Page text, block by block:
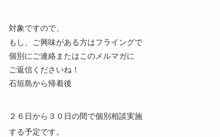
対象ですので、
もし、ご興味がある方はフライングで
個別にご連絡またはこのメルマガに
ご返信くださいね！
石垣島から帰着後
２６日から３０日の間で個別相談実施
する予定です。